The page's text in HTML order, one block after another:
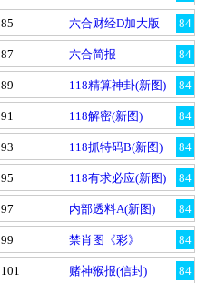
84
85 六合财经D加大版
84
87 六合简报
84
89 118精算神卦(新图)
84
91 118解密(新图)
84
93 118抓特码B(新图)
84
95 118有求必应(新图)
84
97 内部透料A(新图)
84
99 禁肖图《彩》
84
101 赌神猴报(信封)